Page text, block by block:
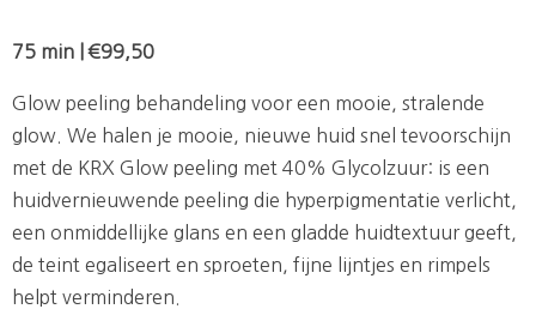
75 min | €99,50
Glow peeling behandeling voor een mooie, stralende
glow. We halen je mooie, nieuwe huid snel tevoorschijn
met de KRX Glow peeling met 40% Glycolzuur: is een
huidvernieuwende peeling die hyperpigmentatie verlicht,
een onmiddellijke glans en een gladde huidtextuur geeft,
de teint egaliseert en sproeten, fijne lijntjes en rimpels
helpt verminderen.